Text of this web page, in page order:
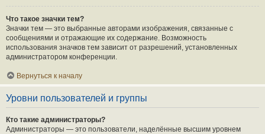
Что такое значки тем?
Значки тем — это выбранные авторами изображения, связанные с
сообщениями и отражающие их содержание. Возможность
использования значков тем зависит от разрешений, установленных
администратором конференции.
Вернуться к началу
Уровни пользователей и группы
Кто такие администраторы?
Администраторы — это пользователи, наделённые высшим уровнем